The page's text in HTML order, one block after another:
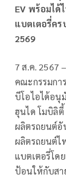
EV พร้อมได้
แบตเตอรี่คร
2569
7 ส.ค. 2567
คณะกรรมกา
บีโอไอได้อนุ
ฮุนได โมบิลิ
ผลิตรถยนต์อั
ผลิตรถยนต์ไ
แบตเตอรี่โด
ป้อนให้กับสา